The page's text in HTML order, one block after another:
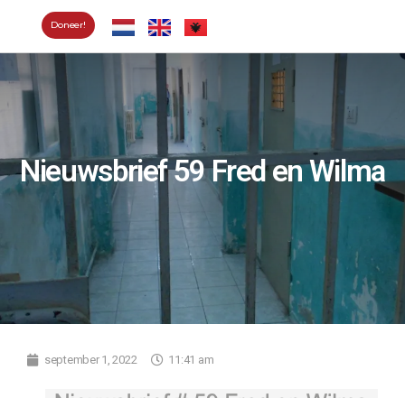
Doneer!
Nieuwsbrief 59 Fred en Wilma
september 1, 2022 11:41 am